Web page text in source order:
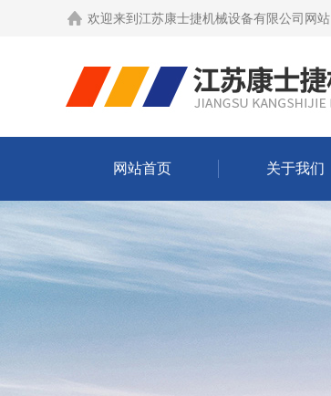
欢迎来到 江苏康士捷机械设备有限公司网站
网站首页 关于我们